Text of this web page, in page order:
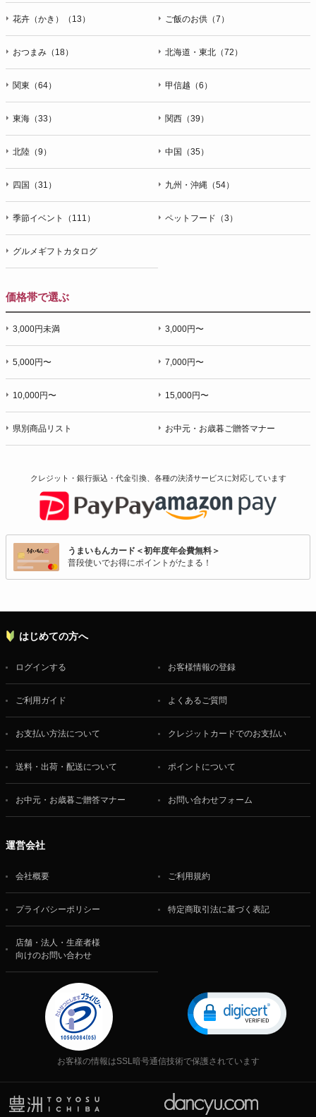
花卉（かき）（13） ご飯のお供（7）
おつまみ（18） 北海道・東北（72）
関東（64） 甲信越（6）
東海（33） 関西（39）
北陸（9） 中国（35）
四国（31） 九州・沖縄（54）
季節イベント（111） ペットフード（3）
グルメギフトカタログ
価格帯で選ぶ
3,000円未満 3,000円〜
5,000円〜 7,000円〜
10,000円〜 15,000円〜
県別商品リスト お中元・お歳暮ご贈答マナー
クレジット・銀行振込・代金引換、各種の決済サービスに対応しています
うまいもんカード＜初年度年会費無料＞
普段使いでお得にポイントがたまる！
はじめての方へ
ログインする お客様情報の登録
ご利用ガイド よくあるご質問
お支払い方法について クレジットカードでのお支払い
送料・出荷・配送について ポイントについて
お中元・お歳暮ご贈答マナー お問い合わせフォーム
運営会社
会社概要 ご利用規約
プライバシーポリシー 特定商取引法に基づく表記
店舗・法人・生産者様
向けのお問い合わせ
お客様の情報はSSL暗号通信技術で保護されています